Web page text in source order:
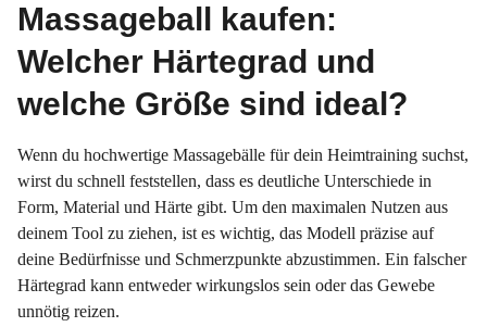
Massageball kaufen:
Welcher Härtegrad und
welche Größe sind ideal?
Wenn du hochwertige Massagebälle für dein Heimtraining suchst,
wirst du schnell feststellen, dass es deutliche Unterschiede in
Form, Material und Härte gibt. Um den maximalen Nutzen aus
deinem Tool zu ziehen, ist es wichtig, das Modell präzise auf
deine Bedürfnisse und Schmerzpunkte abzustimmen. Ein falscher
Härtegrad kann entweder wirkungslos sein oder das Gewebe
unnötig reizen.